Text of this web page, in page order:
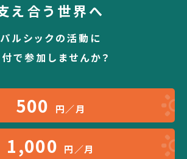
え合う世界へ
パルシックの活動に
で参加しませんか？
500 円／月
1,000 円／月